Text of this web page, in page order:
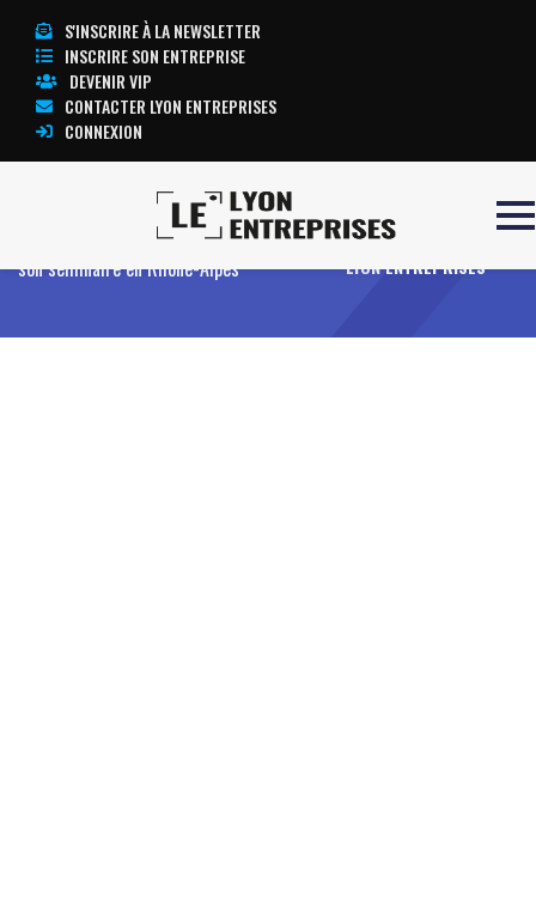
S'INSCRIRE À LA NEWSLETTER
INSCRIRE SON ENTREPRISE
DEVENIR VIP
CONTACTER LYON ENTREPRISES
CONNEXION
Offres
Organiser
son séminaire en Rhône-Alpes
TOUTE L’ACTUALITÉ
LYON ENTREPRISES